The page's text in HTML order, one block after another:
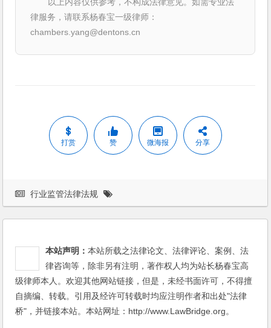
律服务，请联系杨春宝一级律师：
chambers.yang@dentons.cn
打赏 赞 微海报 分享
行业监管法律法规
本站声明：本站所载之法律论文、法律评论、案例、法
律咨询等，除非另有注明，著作权人均为站长杨春宝高
级律师本人。欢迎其他网站链接，但是，未经书面许可，不得擅
自摘编、转载。引用及经许可转载时均应注明作者和出处"法律
桥"，并链接本站。本站网址：http://www.LawBridge.org。